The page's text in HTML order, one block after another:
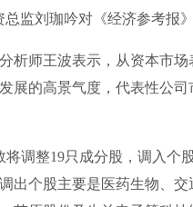
监刘珈吟对《经济参考报
师王波表示，从资本市场
展的高景气度，代表性公
调整19只成分股，调入个
出个股主要是医药生物、